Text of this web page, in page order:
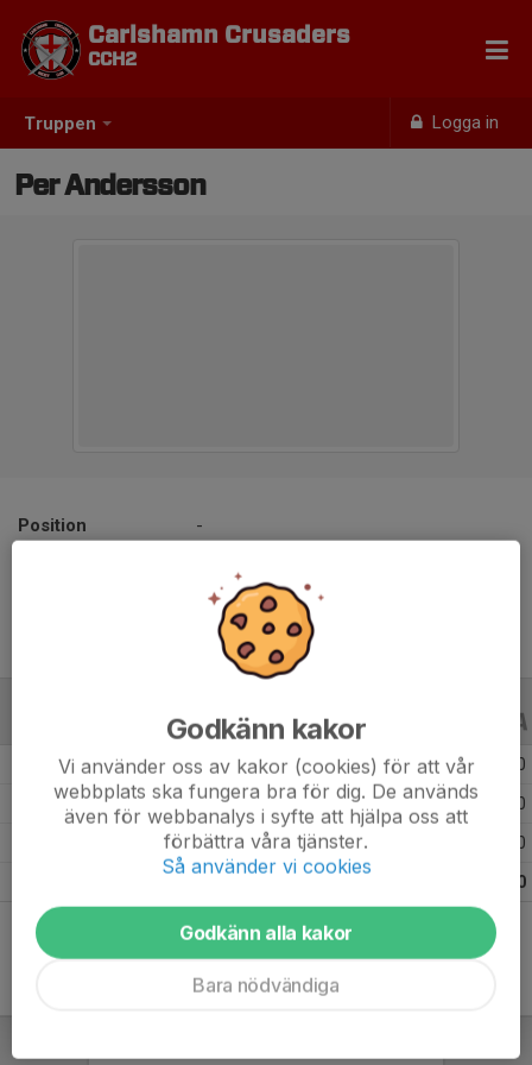
Truppen Logga in
Carlshamn Crusaders
CCH2
Per Andersson
Position
-
ALLA ÅR
Säsongen 25/26 3 0
Säsongen 24/25 1 0 0
0
0
Godkänn kakor
Vi använder oss av kakor (cookies) för att vår
webbplats ska fungera bra för dig. De används
även för webbanalys i syfte att hjälpa oss att
förbättra våra tjänster.
Så använder vi cookies
Godkänn alla kakor
Bara nödvändiga